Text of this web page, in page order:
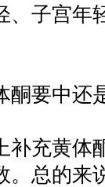
、子宫年
酮要中还
补充黄体
。总的来